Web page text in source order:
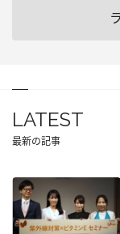
LATEST
最新の記事